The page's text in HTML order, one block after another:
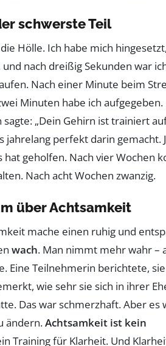
schwerste Teil
Hölle. Ich habe mich
nach dreißig Sekunden war
Nach einer Minute beim
Minuten habe ich aufgegeben.
sagte: „Dein Gehirn ist trainiert
jahrelang perfekt darin gemacht.
geholfen. Nach vier Wochen
Nach acht Wochen zwanzig.
über Achtsamkeit
mache einen ruhig und
wach. Man nimmt mehr wahr –
Eine Teilnehmerin berichtete,
wie sehr sie sich in ihrer
Das war schmerzhaft. Aber es
ändern.Achtsamkeit ist kein
Training für Klarheit. Und